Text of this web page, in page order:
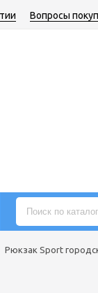
Вопросы
Рюкзак Sport